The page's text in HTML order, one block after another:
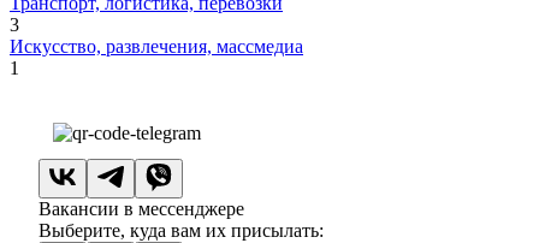
3
Искусство, развлечения, массмедиа
1
Вакансии в мессенджере
Выберите, куда вам их присылать: